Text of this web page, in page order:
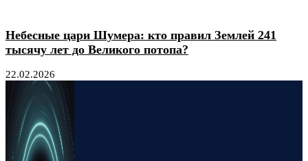
Небесные цари Шумера: кто правил Землей 241
тысячу лет до Великого потопа?
22.02.2026